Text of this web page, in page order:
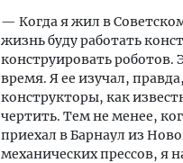
— Когда я жил в
жизнь буду работать
конструировать роботов.
время. Я ее изучал,
конструкторы, как
чертить. Тем не менее,
приехал в Барнаул из
механических прессов, я